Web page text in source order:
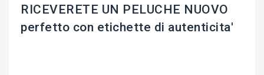
RICEVERETE UN PELUCHE NUOVO
perfetto con etichette di autenticita'